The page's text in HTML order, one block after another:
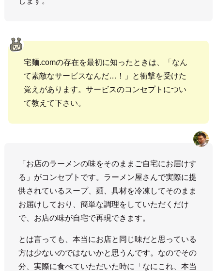
宅麺.comの存在を最初に知ったときは、「なん
て素敵なサービスなんだ…！」と衝撃を受けた
覚えがあります。サービスのコンセプトについ
て教えて下さい。
「お店のラーメンの味をそのままご自宅にお届けす
る」がコンセプトです。ラーメン屋さんで実際に提
供されているスープ、麺、具材を冷凍してそのまま
お届けしており、簡単な調理をしていただくだけ
で、お店の味が自宅で再現できます。
とは言っても、本当にお店と同じ味だと思っている
方は少ないのではないかと思うんです。なのでその
分、実際に食べていただいた時に「なにこれ、本当